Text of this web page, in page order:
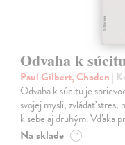
Odvaha k
Paul Gilbert, Choden |
Odvaha k súcitu je
svojej mysli, zvládať stres,
k sebe aj druhým. Vďaka
Na sklade ?